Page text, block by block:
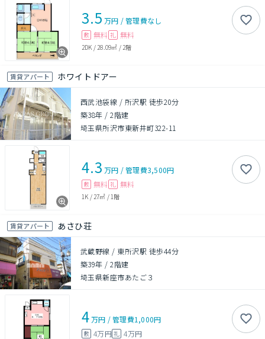
3.5 万円 /管理費なし
敷 無料 礼 無料
2DK / 28.09㎡ / 2階
賃貸アパート ホワイトドアー
西武池袋線 / 所沢駅 徒歩20分
築38年 /2階建
埼玉県所沢市東新井町322-11
4.3 万円 /管理費3,500円
敷 無料 礼 無料
1K / 27㎡ / 1階
賃貸アパート あさひ荘
武蔵野線 / 東所沢駅 徒歩44分
築39年 /2階建
埼玉県新座市あたご３
4万円 /管理費1,000円
敷 4万円礼 4万円